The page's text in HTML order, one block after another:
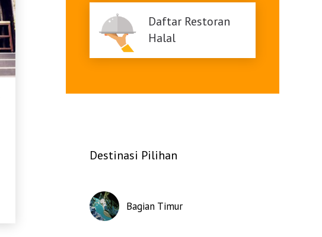
Daftar Restoran
Halal
Destinasi Pilihan
Bagian Timur